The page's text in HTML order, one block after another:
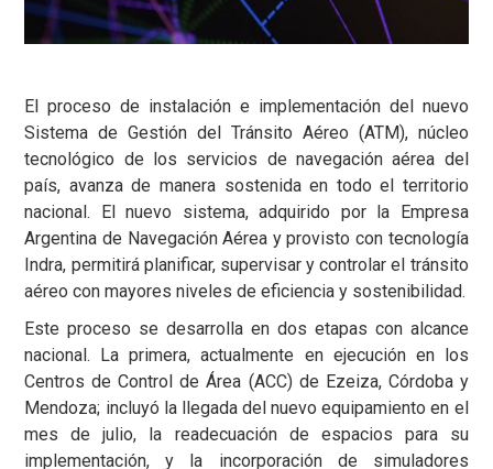
El proceso de instalación e implementación del nuevo
Sistema de Gestión del Tránsito Aéreo (ATM), núcleo
tecnológico de los servicios de navegación aérea del
país, avanza de manera sostenida en todo el territorio
nacional. El nuevo sistema, adquirido por la Empresa
Argentina de Navegación Aérea y provisto con tecnología
Indra, permitirá planificar, supervisar y controlar el tránsito
aéreo con mayores niveles de eficiencia y sostenibilidad.
Este proceso se desarrolla en dos etapas con alcance
nacional. La primera, actualmente en ejecución en los
Centros de Control de Área (ACC) de Ezeiza, Córdoba y
Mendoza; incluyó la llegada del nuevo equipamiento en el
mes de julio, la readecuación de espacios para su
implementación, y la incorporación de simuladores